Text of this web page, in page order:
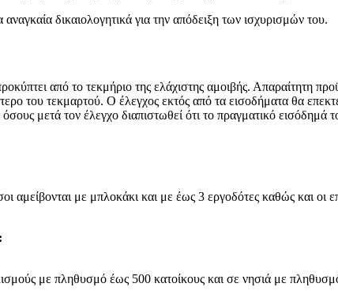
δικαιολογητικά για την απόδειξη των ισχυρισμών του.
από το τεκμήριο της ελάχιστης αμοιβής. Απαραίτητη
του τεκμαρτού. O έλεγχος εκτός από τα εισοδήματα θα
μετά τον έλεγχο διαπιστωθεί ότι το πραγματικό εισόδημά
με μπλοκάκι και με έως 3 εργοδότες καθώς και οι
με πληθυσμό έως 500 κατοίκους και σε νησιά με